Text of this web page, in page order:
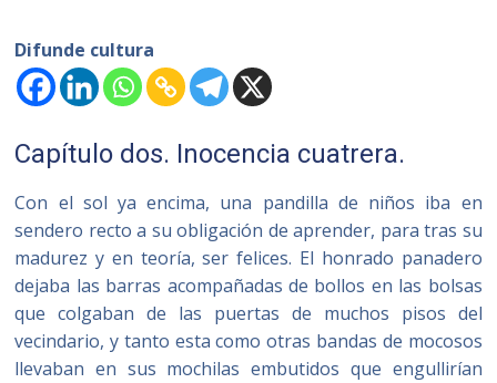
Difunde cultura
Capítulo dos. Inocencia cuatrera.
Con el sol ya encima, una pandilla de niños iba en
sendero recto a su obligación de aprender, para tras su
madurez y en teoría, ser felices. El honrado panadero
dejaba las barras acompañadas de bollos en las bolsas
que colgaban de las puertas de muchos pisos del
vecindario, y tanto esta como otras bandas de mocosos
llevaban en sus mochilas embutidos que engullirían